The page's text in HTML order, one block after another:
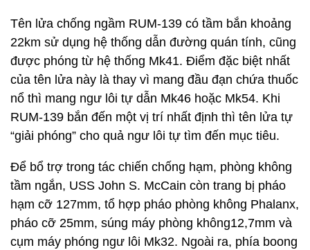
Tên lửa chống ngầm RUM-139 có tầm bắn khoảng
22km sử dụng hệ thống dẫn đường quán tính, cũng
được phóng từ hệ thống Mk41. Điểm đặc biệt nhất
của tên lửa này là thay vì mang đầu đạn chứa thuốc
nổ thì mang ngư lôi tự dẫn Mk46 hoặc Mk54. Khi
RUM-139 bắn đến một vị trí nhất định thì tên lửa tự
“giải phóng” cho quả ngư lôi tự tìm đến mục tiêu.
Để bổ trợ trong tác chiến chống hạm, phòng không
tầm ngắn, USS John S. McCain còn trang bị pháo
hạm cỡ 127mm, tổ hợp pháo phòng không Phalanx,
pháo cỡ 25mm, súng máy phòng không12,7mm và
cụm máy phóng ngư lôi Mk32. Ngoài ra, phía boong